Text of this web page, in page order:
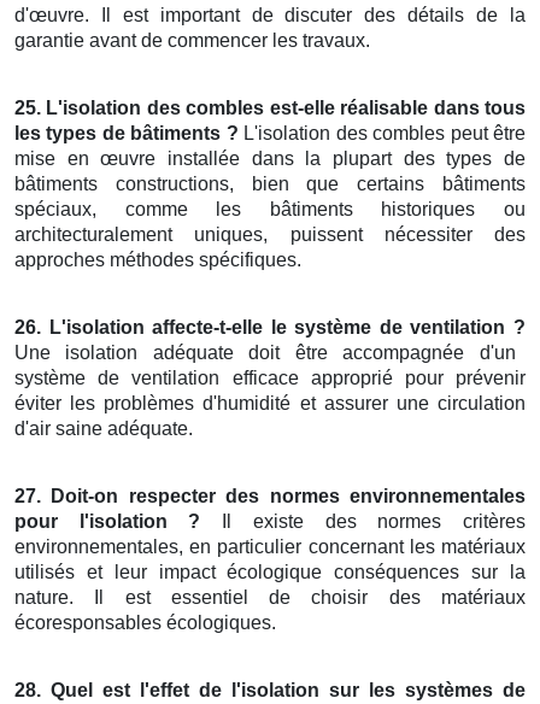
d'œuvre. Il est important de discuter des détails de la
garantie avant de commencer les travaux.
25. L'isolation des combles est-elle réalisable dans tous
les types de bâtiments ? L'isolation des combles peut être
mise en œuvre installée dans la plupart des types de
bâtiments constructions, bien que certains bâtiments
spéciaux, comme les bâtiments historiques ou
architecturalement uniques, puissent nécessiter des
approches méthodes spécifiques.
26. L'isolation affecte-t-elle le système de ventilation ?
Une isolation adéquate doit être accompagnée d'un
système de ventilation efficace approprié pour prévenir
éviter les problèmes d'humidité et assurer une circulation
d'air saine adéquate.
27. Doit-on respecter des normes environnementales
pour l'isolation ? Il existe des normes critères
environnementales, en particulier concernant les matériaux
utilisés et leur impact écologique conséquences sur la
nature. Il est essentiel de choisir des matériaux
écoresponsables écologiques.
28. Quel est l'effet de l'isolation sur les systèmes de